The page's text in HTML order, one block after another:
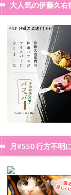
大人気の伊藤久右
月¥550 行方不明